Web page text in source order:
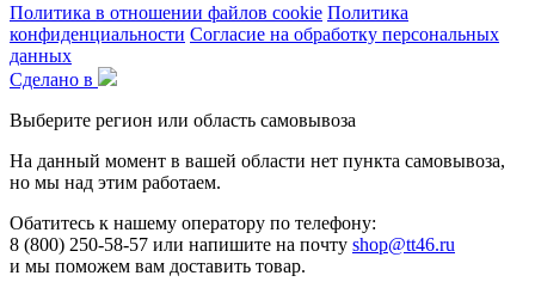
Политика в отношении файлов cookie Политика
конфиденциальности Согласие на обработку персональных
данных
Сделано в
Выберите регион или область самовывоза
На данный момент в вашей области нет пункта самовывоза,
но мы над этим работаем.
Обатитесь к нашему оператору по телефону:
8 (800) 250-58-57 или напишите на почту shop@tt46.ru
и мы поможем вам доставить товар.